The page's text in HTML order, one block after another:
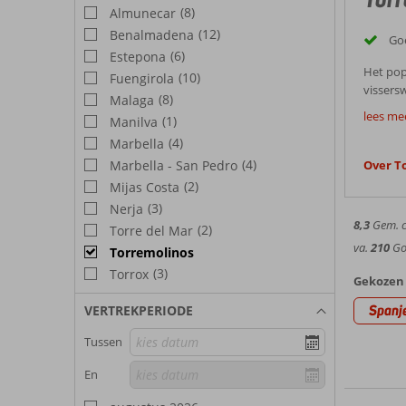
Almunecar (8)
Benalmadena (12)
Estepona (6)
Fuengirola (10)
Malaga (8)
Manilva (1)
Marbella (4)
Marbella - San Pedro (4)
Mijas Costa (2)
Nerja (3)
Torre del Mar (2)
Torremolinos
Torrox (3)
VERTREKPERIODE
Tussen
En
Het
de
lange
dolfinarium of
jaar
De
leuke
Bij
lees
Over
8,3Gem.
va. 210